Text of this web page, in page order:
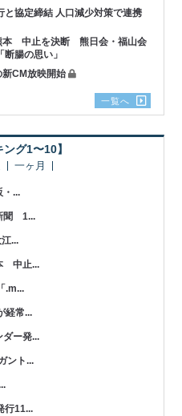
と協定締結 人口減少対策で連携
本 中止を決断 熊日会・福山会
腸の思い」
CM放映開始
一覧へ
ング1〜10】
一ヶ月
・...
聞 1...
...
中止...
.m...
経常...
ー発...
ント...
行11...